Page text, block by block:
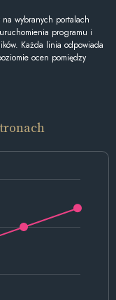
wybranych portalach
programu i
Każda linia odpowiada
ocen pomiędzy